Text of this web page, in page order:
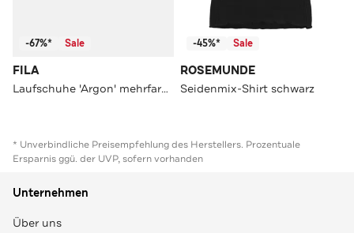
-67%* Sale
FILA
Laufschuhe 'Argon' mehrfarbig
-45%* Sale
ROSEMUNDE
Seidenmix-Shirt schwarz
* Unverbindliche Preisempfehlung des Herstellers. Prozentuale
Ersparnis ggü. der UVP, sofern vorhanden
Unternehmen
Über uns